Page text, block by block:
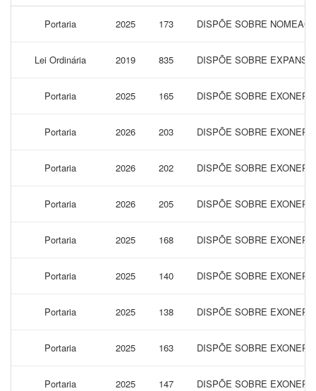
Portaria 2025 173 DISPÕE SOBRE
Lei Ordinária 2019 835 DISPÕE SOBRE
Portaria 2025 165 DISPÕE SOBRE
Portaria 2026 203 DISPÕE SOBRE
Portaria 2026 202 DISPÕE SOBRE
Portaria 2026 205 DISPÕE SOBRE
Portaria 2025 168 DISPÕE SOBRE
Portaria 2025 140 DISPÕE SOBRE
Portaria 2025 138 DISPÕE SOBRE
Portaria 2025 163 DISPÕE SOBRE
Portaria 2025 147 DISPÕE SOBRE